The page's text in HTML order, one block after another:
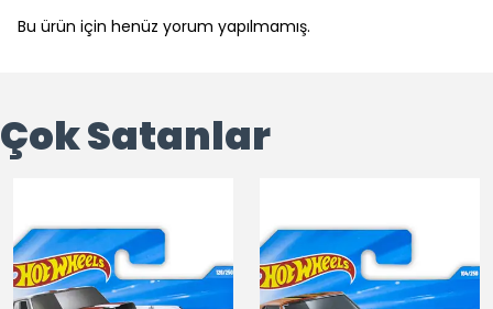
Bu ürün için henüz yorum yapılmamış.
Çok Satanlar